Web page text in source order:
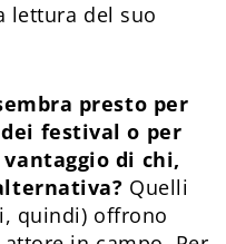
lettura del suo
presto per
festival o per
di chi,
Quelli
quindi) offrono